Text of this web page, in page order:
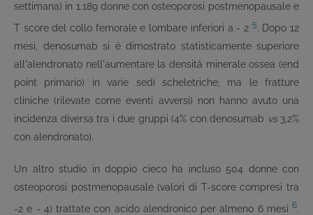
settimana) in 1.189 donne con osteoporosi postmenopausale e
T score del collo femorale e lombare inferiori a - 2 5. Dopo 12
mesi, denosumab si è dimostrato statisticamente superiore
all'alendronato nell'aumentare la densità minerale ossea (end
point primario) in varie sedi scheletriche, ma le fratture
cliniche (rilevate come eventi avversi) non hanno avuto una
incidenza diversa tra i due gruppi (4% con denosumab vs3,2%
con alendronato).
Un altro studio in doppio cieco ha incluso 504 donne con
osteoporosi postmenopausale (valori di T-score compresi tra
-2 e - 4) trattate con acido alendronico per almeno 6 mesi 6.